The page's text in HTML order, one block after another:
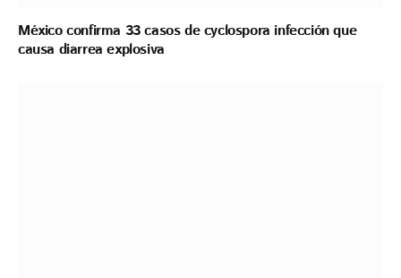
México confirma 33 casos de cyclospora infección que
causa diarrea explosiva